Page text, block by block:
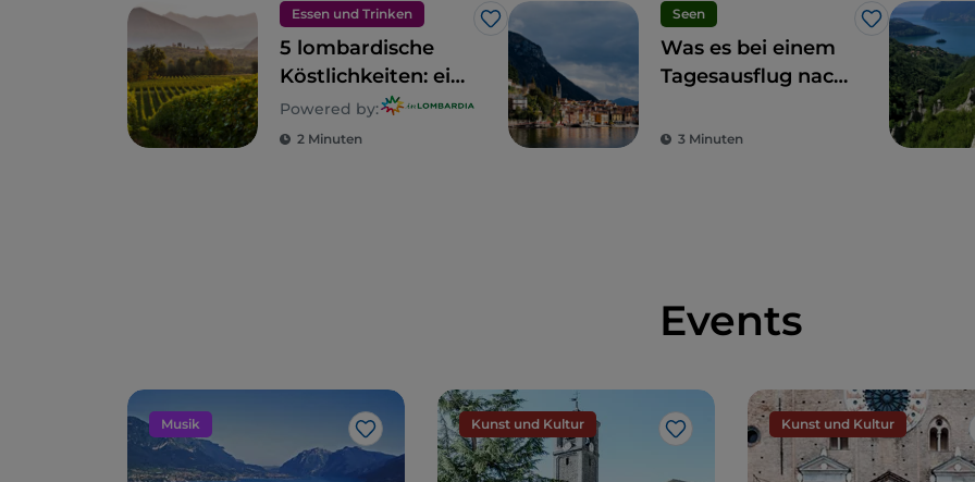
Essen und Trinken
Like
5 lombardische
Köstlichkeiten: ein
Gebiet zum
Genießen
Powered by:
2 Minuten
Seen
Like
Was es bei einem
Tagesausflug nach
gibt: 7
3 Minuten
Events
Musik
Like
Kunst und Kultur
Like
Kunst und Kultur